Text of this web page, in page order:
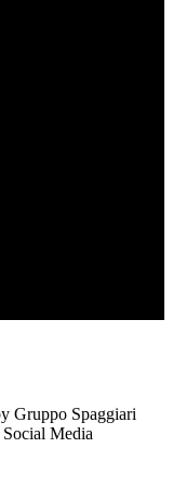
Gruppo Spaggiari
Media